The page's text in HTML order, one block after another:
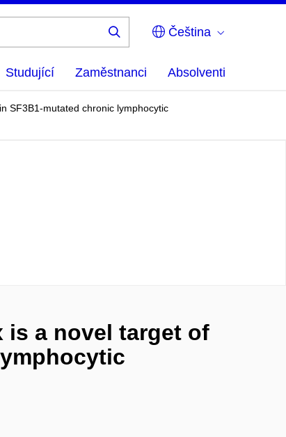
Čeština
Studující Zaměstnanci Absolventi
SF3B1-mutated chronic lymphocytic
is a novel target of